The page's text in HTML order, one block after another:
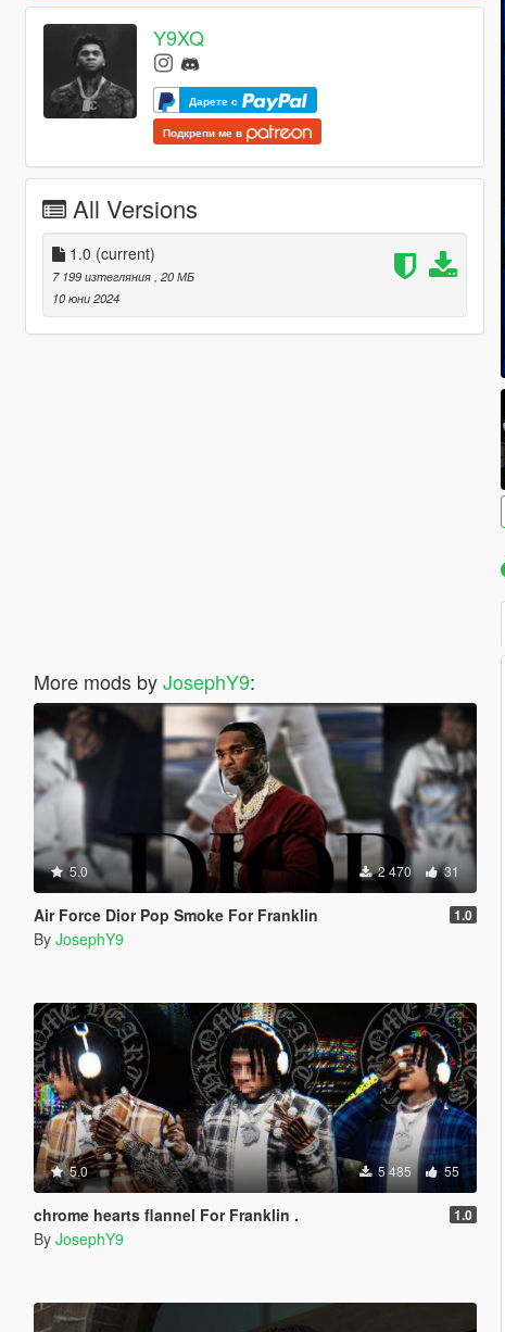
Y9XQ
Дарете с
Подкрепи ме в
All Versions
1.0 (current)
7 199 изтегляния , 20 МБ
10 юни 2024
More mods byJosephY9:
5.0 2 470 31
Air Force Dior Pop Smoke For Franklin 1.0
By JosephY9
5.0 5 485 55
chrome hearts flannel For Franklin . 1.0
By JosephY9